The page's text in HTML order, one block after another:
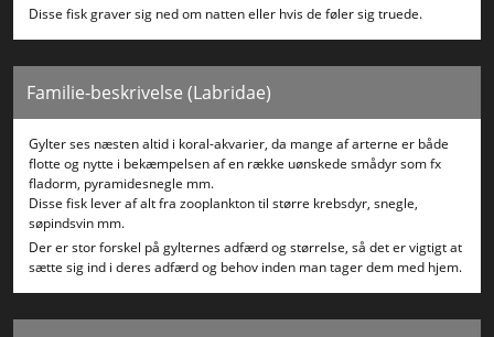
Disse fisk graver sig ned om natten eller hvis de føler sig truede.
Familie-beskrivelse (Labridae)
Gylter ses næsten altid i koral-akvarier, da mange af arterne er både
flotte og nytte i bekæmpelsen af en række uønskede smådyr som fx
fladorm, pyramidesnegle mm.
Disse fisk lever af alt fra zooplankton til større krebsdyr, snegle,
søpindsvin mm.
Der er stor forskel på gylternes adfærd og størrelse, så det er vigtigt at
sætte sig ind i deres adfærd og behov inden man tager dem med hjem.